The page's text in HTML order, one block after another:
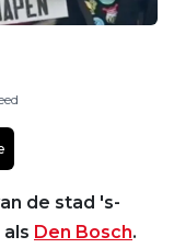
de stad 's-
Den Bosch.